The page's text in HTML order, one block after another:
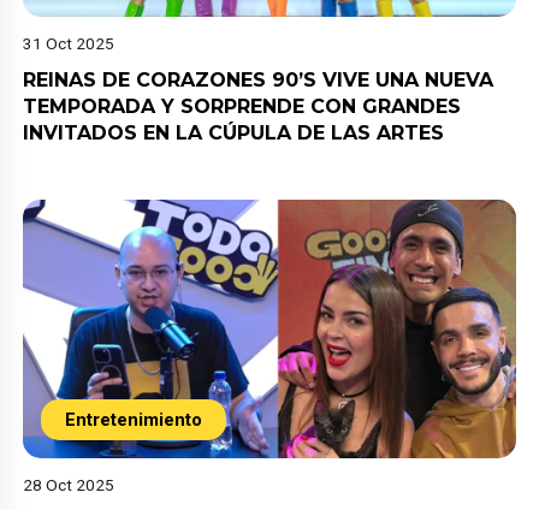
31 Oct 2025
REINAS DE CORAZONES 90’S VIVE UNA NUEVA
TEMPORADA Y SORPRENDE CON GRANDES
INVITADOS EN LA CÚPULA DE LAS ARTES
Entretenimiento
28 Oct 2025